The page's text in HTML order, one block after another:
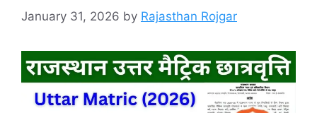
January 31, 2026 by Rajasthan Rojgar